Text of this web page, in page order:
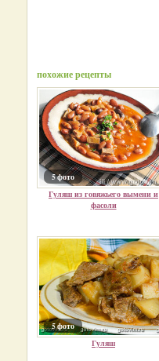
похожие рецепты
5 фото
Гуляш из говяжьего вымени и
фасоли
5 фото
Гуляш